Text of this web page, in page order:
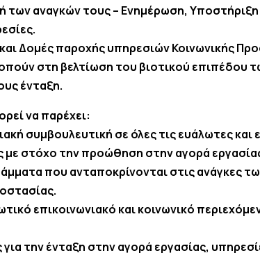
αναγκών τους – Ενημέρωση,
Δομές παροχής υπηρεσιών Κοινωνικής
στη βελτίωση του βιοτικού επιπέδου
ένταξη.
να παρέχει:
συμβουλευτική σε όλες τις ευάλωτες και
με στόχο την προώθηση στην αγορά
που ανταποκρίνονται στις ανάγκες
επικοινωνιακό και κοινωνικό
την ένταξη στην αγορά εργασίας,